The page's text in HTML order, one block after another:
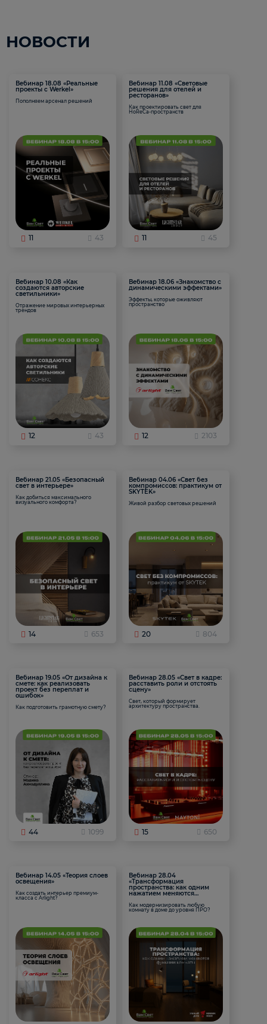
НОВОСТИ
Вебинар 18.08 «Реальные
проекты с Werkel»
Пополняем арсенал решений
11 43
Вебинар 11.08 «Световые
решения для отелей и
ресторанов»
Как проектировать свет для
HoReCa-пространств
11 45
Вебинар 10.08 «Как
создаются авторские
светильники»
Отражение мировых интерьерных
трендов
12 43
Вебинар 18.06 «Знакомство с
динамическими эффектами»
Эффекты, которые оживляют
пространство
12 2103
Вебинар 21.05 «Безопасный
свет в интерьере»
Как добиться максимального
визуального комфорта?
14 653
Вебинар 04.06 «Свет без
компромиссов: практикум от
SKYTEK»
Живой разбор световых решений
20 804
Вебинар 19.05 «От дизайна к
смете: как реализовать
проект без переплат и
ошибок»
Как подготовить грамотную смету?
44 1099
Вебинар 28.05 «Свет в кадре:
расставить роли и отстоять
сцену»
Свет, который формирует
архитектуру пространства.
15 650
Вебинар 14.05 «Теория слоев
освещения»
Как создать интерьер премиум-
класса с Arlight?
Вебинар 28.04
«Трансформация
пространства: как одним
нажатием меняются
Как модернизировать любую
комнату в доме до уровня ПРО?